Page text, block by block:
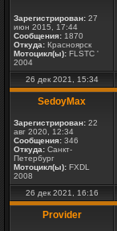
Зарегистрирован: 27
июн 2015, 17:44
Сообщения: 1870
Откуда: Красноярск
Мотоцикл(ы): FLSTC '
2004
26 дек 2021, 15:34
SedoyMax
Зарегистрирован: 22
авг 2020, 12:34
Сообщения: 346
Откуда: Санкт-
Петербург
Мотоцикл(ы): FXDL
2008
26 дек 2021, 16:16
Provider